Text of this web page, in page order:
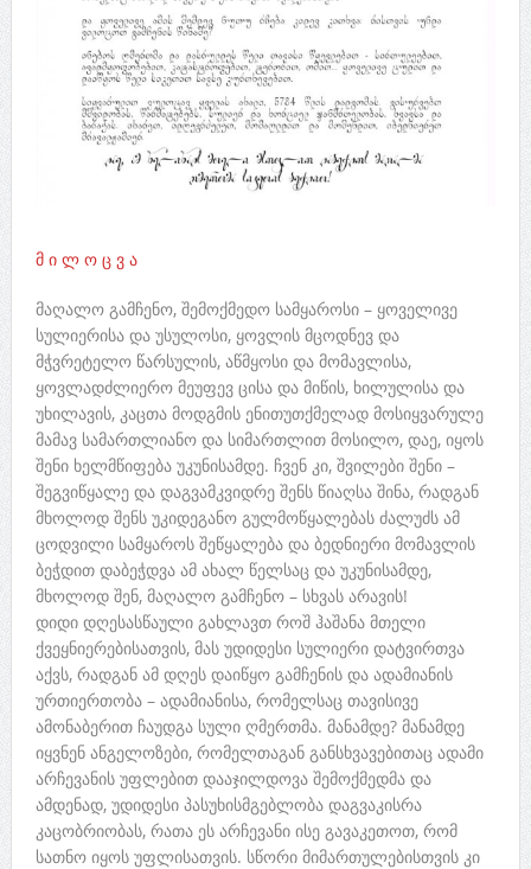
მ ი ლ ო ც ვ ა
მაღალო გამჩენო, შემოქმედო სამყაროსი – ყოველივე
სულიერისა და უსულოსი, ყოვლის მცოდნევ და
მჭვრეტელო წარსულის, აწმყოსი და მომავლისა,
ყოვლადძლიერო მეუფევ ცისა და მიწის, ხილულისა და
უხილავის, კაცთა მოდგმის ენითუთქმელად მოსიყვარულე
მამავ სამართლიანო და სიმართლით მოსილო, დაე, იყოს
შენი ხელმწიფება უკუნისამდე. ჩვენ კი, შვილები შენი –
შეგვიწყალე და დაგვამკვიდრე შენს წიაღსა შინა, რადგან
მხოლოდ შენს უკიდეგანო გულმოწყალებას ძალუძს ამ
ცოდვილი სამყაროს შეწყალება და ბედნიერი მომავლის
ბეჭდით დაბეჭდვა ამ ახალ წელსაც და უკუნისამდე,
მხოლოდ შენ, მაღალო გამჩენო – სხვას არავის!
დიდი დღესასწაული გახლავთ როშ ჰაშანა მთელი
ქვეყნიერებისათვის, მას უდიდესი სულიერი დატვირთვა
აქვს, რადგან ამ დღეს დაიწყო გამჩენის და ადამიანის
ურთიერთობა – ადამიანისა, რომელსაც თავისივე
ამონაბერით ჩაუდგა სული ღმერთმა. მანამდე? მანამდე
იყვნენ ანგელოზები, რომელთაგან განსხვავებითაც ადამი
არჩევანის უფლებით დააჯილდოვა შემოქმედმა და
ამდენად, უდიდესი პასუხისმგებლობა დაგვაკისრა
კაცობრიობას, რათა ეს არჩევანი ისე გავაკეთოთ, რომ
სათნო იყოს უფლისათვის. სწორი მიმართულებისთვის კი